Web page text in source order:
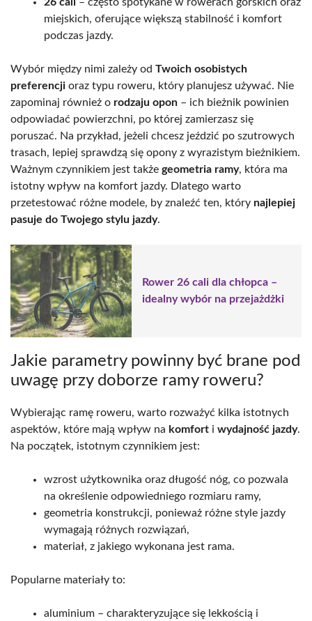
miejskich, oferujące większą stabilność i komfort
podczas jazdy.
Wybór między nimi zależy od Twoich osobistych
preferencji oraz typu roweru, który planujesz używać. Nie
zapominaj również o rodzaju opon – ich bieżnik powinien
odpowiadać powierzchni, po której zamierzasz się
poruszać. Na przykład, jeżeli chcesz jeździć po szutrowych
trasach, lepiej sprawdzą się opony z wyrazistym bieżnikiem.
Ważnym czynnikiem jest także geometria ramy, która ma
istotny wpływ na komfort jazdy. Dlatego warto
przetestować różne modele, by znaleźć ten, który najlepiej
pasuje do Twojego stylu jazdy.
Rower 26 cali dla chłopca –
idealny wybór na przejażdżki
Jakie parametry powinny być brane pod
uwagę przy doborze ramy roweru?
Wybierając ramę roweru, warto rozważyć kilka istotnych
aspektów, które mają wpływ na komfort i wydajność jazdy.
Na początek, istotnym czynnikiem jest:
wzrost użytkownika oraz długość nóg, co pozwala
na określenie odpowiedniego rozmiaru ramy,
geometria konstrukcji, ponieważ różne style jazdy
wymagają różnych rozwiązań,
materiał, z jakiego wykonana jest rama.
Popularne materiały to:
aluminium – charakteryzujące się lekkością i